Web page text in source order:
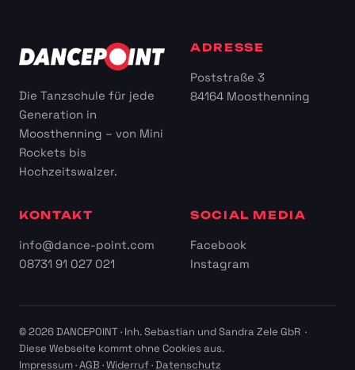
Die Tanzschule für jede
Generation in
Moosthenning – von Mini
Rockets bis
Hochzeitswalzer.
ADRESSE
Poststraße 3
84164 Moosthenning
KONTAKT
info@dance-point.com
08731 91 027 021
SOCIAL MEDIA
Facebook
Instagram
© 2026 DANCEPOINT · Inh. Sebastian und Sandra Zele GbR ·
Diese Webseite kommt ohne Cookies aus.
Impressum·AGB ·Widerruf·Datenschutz